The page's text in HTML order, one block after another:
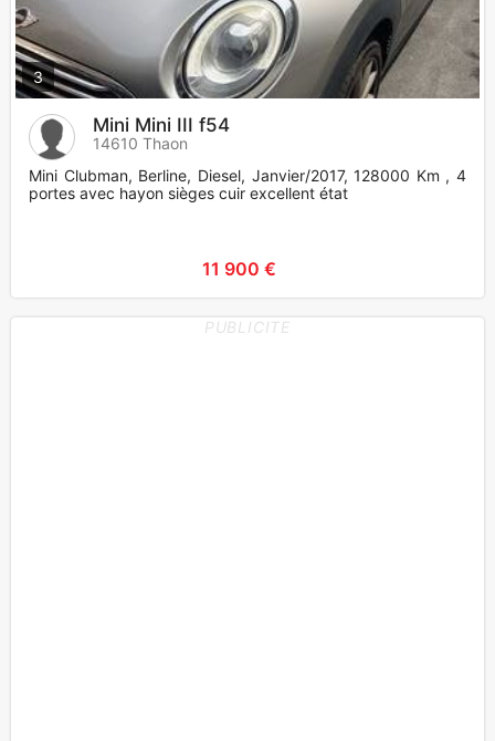
3
Mini Mini III f54
14610 Thaon
Mini Clubman, Berline, Diesel, Janvier/2017, 128000 Km , 4
portes avec hayon sièges cuir excellent état
11 900 €
PUBLICITE